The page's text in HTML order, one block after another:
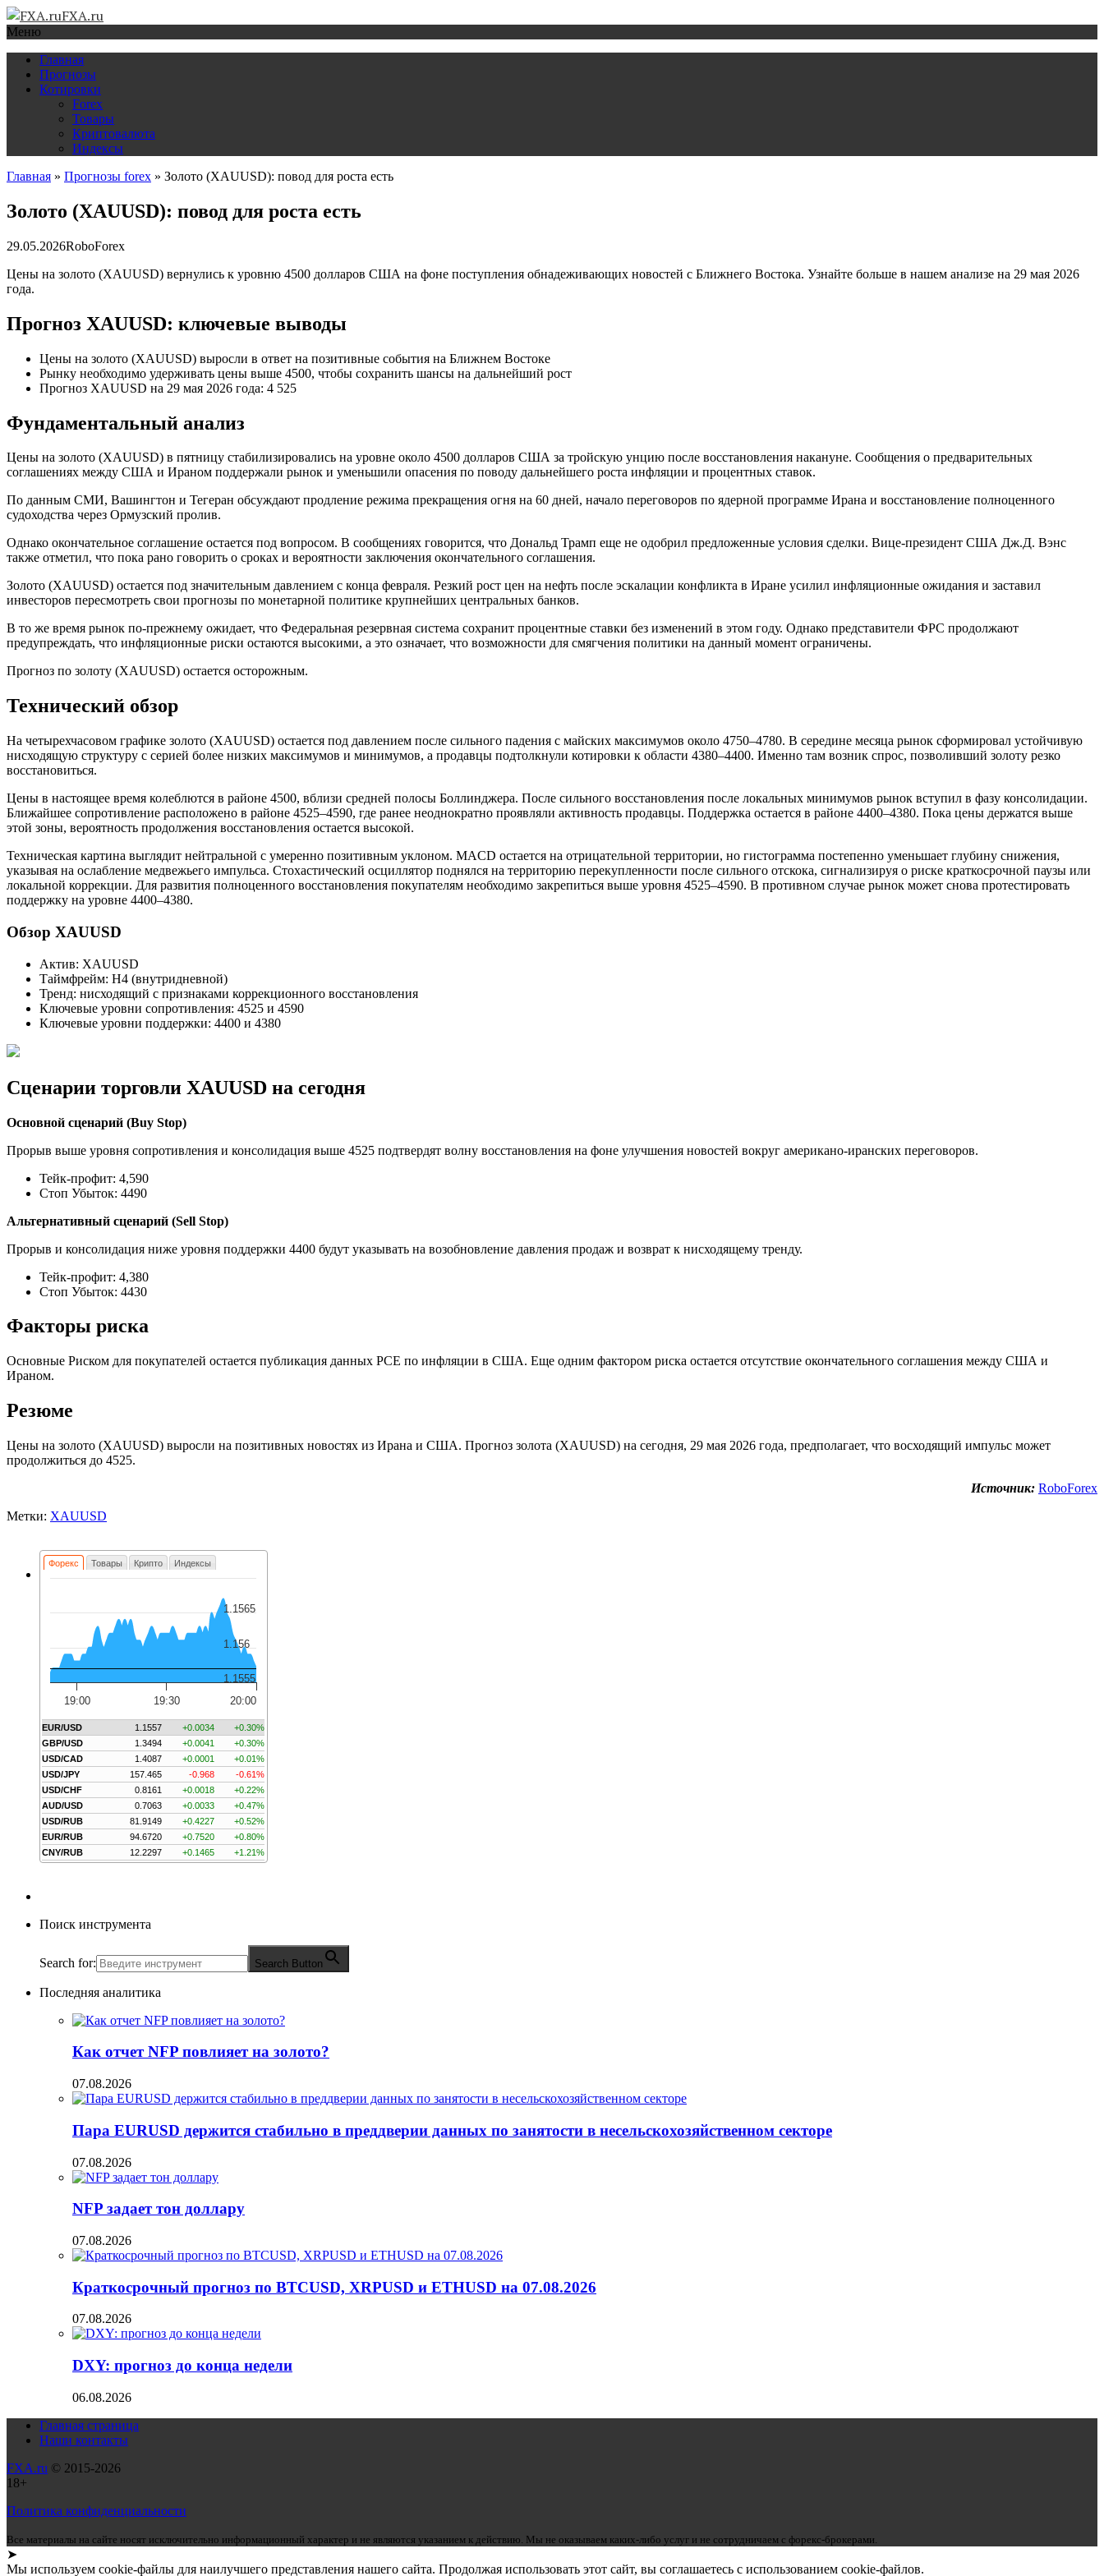
FXA.ru
Меню
Главная
Прогнозы
Котировки
Forex
Товары
Криптовалюта
Индексы
Главная » Прогнозы forex » Золото (XAUUSD): повод для роста есть
Золото (XAUUSD): повод для роста есть
29.05.2026RoboForex
Цены на золото (XAUUSD) вернулись к уровню 4500 долларов США на фоне поступления обнадеживающих новостей с Ближнего Востока. Узнайте больше в нашем анализе на 29 мая 2026
года.
Прогноз XAUUSD: ключевые выводы
Цены на золото (XAUUSD) выросли в ответ на позитивные события на Ближнем Востоке
Рынку необходимо удерживать цены выше 4500, чтобы сохранить шансы на дальнейший рост
Прогноз XAUUSD на 29 мая 2026 года: 4 525
Фундаментальный анализ
Цены на золото (XAUUSD) в пятницу стабилизировались на уровне около 4500 долларов США за тройскую унцию после восстановления накануне. Сообщения о предварительных
соглашениях между США и Ираном поддержали рынок и уменьшили опасения по поводу дальнейшего роста инфляции и процентных ставок.
По данным СМИ, Вашингтон и Тегеран обсуждают продление режима прекращения огня на 60 дней, начало переговоров по ядерной программе Ирана и восстановление полноценного
судоходства через Ормузский пролив.
Однако окончательное соглашение остается под вопросом. В сообщениях говорится, что Дональд Трамп еще не одобрил предложенные условия сделки. Вице-президент США Дж.Д. Вэнс
также отметил, что пока рано говорить о сроках и вероятности заключения окончательного соглашения.
Золото (XAUUSD) остается под значительным давлением с конца февраля. Резкий рост цен на нефть после эскалации конфликта в Иране усилил инфляционные ожидания и заставил
инвесторов пересмотреть свои прогнозы по монетарной политике крупнейших центральных банков.
В то же время рынок по-прежнему ожидает, что Федеральная резервная система сохранит процентные ставки без изменений в этом году. Однако представители ФРС продолжают
предупреждать, что инфляционные риски остаются высокими, а это означает, что возможности для смягчения политики на данный момент ограничены.
Прогноз по золоту (XAUUSD) остается осторожным.
Технический обзор
На четырехчасовом графике золото (XAUUSD) остается под давлением после сильного падения с майских максимумов около 4750–4780. В середине месяца рынок сформировал устойчивую
нисходящую структуру с серией более низких максимумов и минимумов, а продавцы подтолкнули котировки к области 4380–4400. Именно там возник спрос, позволивший золоту резко
восстановиться.
Цены в настоящее время колеблются в районе 4500, вблизи средней полосы Боллинджера. После сильного восстановления после локальных минимумов рынок вступил в фазу консолидации.
Ближайшее сопротивление расположено в районе 4525–4590, где ранее неоднократно проявляли активность продавцы. Поддержка остается в районе 4400–4380. Пока цены держатся выше
этой зоны, вероятность продолжения восстановления остается высокой.
Техническая картина выглядит нейтральной с умеренно позитивным уклоном. MACD остается на отрицательной территории, но гистограмма постепенно уменьшает глубину снижения,
указывая на ослабление медвежьего импульса. Стохастический осциллятор поднялся на территорию перекупленности после сильного отскока, сигнализируя о риске краткосрочной паузы или
локальной коррекции. Для развития полноценного восстановления покупателям необходимо закрепиться выше уровня 4525–4590. В противном случае рынок может снова протестировать
поддержку на уровне 4400–4380.
Обзор XAUUSD
Актив: XAUUSD
Таймфрейм: H4 (внутридневной)
Тренд: нисходящий с признаками коррекционного восстановления
Ключевые уровни сопротивления: 4525 и 4590
Ключевые уровни поддержки: 4400 и 4380
Сценарии торговли XAUUSD на сегодня
Основной сценарий (Buy Stop)
Прорыв выше уровня сопротивления и консолидация выше 4525 подтвердят волну восстановления на фоне улучшения новостей вокруг американо-иранских переговоров.
Тейк-профит: 4,590
Стоп Убыток: 4490
Альтернативный сценарий (Sell Stop)
Прорыв и консолидация ниже уровня поддержки 4400 будут указывать на возобновление давления продаж и возврат к нисходящему тренду.
Тейк-профит: 4,380
Стоп Убыток: 4430
Факторы риска
Основные Риском для покупателей остается публикация данных PCE по инфляции в США. Еще одним фактором риска остается отсутствие окончательного соглашения между США и
Ираном.
Резюме
Цены на золото (XAUUSD) выросли на позитивных новостях из Ирана и США. Прогноз золота (XAUUSD) на сегодня, 29 мая 2026 года, предполагает, что восходящий импульс может
продолжиться до 4525.
Источник: RoboForex
Метки: XAUUSD
Форекс Товары Крипто Индексы
19:00 19:30 20:00
1.1555
1.156
1.1565
EUR/USD 1.1557 +0.0034
+0.30%
GBP/USD
1.3494 +0.0041
+0.30%
USD/CAD
1.4087 +0.0001
+0.01%
USD/JPY
157.465 -0.968
-0.61%
USD/CHF
0.8161 +0.0018
+0.22%
AUD/USD
0.7063 +0.0033
+0.47%
USD/RUB
81.9149 +0.4227
+0.52%
EUR/RUB
94.6720 +0.7520
+0.80%
CNY/RUB
12.2297 +0.1465 +1.21%
Поиск инструмента
Search for: Search Button
Последняя аналитика
Как отчет NFP повлияет на золото?
07.08.2026
Пара EURUSD держится стабильно в преддверии данных по занятости в несельскохозяйственном секторе
07.08.2026
NFP задает тон доллару
07.08.2026
Краткосрочный прогноз по BTCUSD, XRPUSD и ETHUSD на 07.08.2026
07.08.2026
DXY: прогноз до конца недели
06.08.2026
Главная страница
Наши контакты
FXA.ru © 2015-2026
18+
Политика конфиденциальности
Все материалы на сайте носят исключительно информационный характер и не являются указанием к действию. Мы не оказываем каких-либо услуг и не сотрудничаем с форекс-брокерами.
➤
Мы используем cookie-файлы для наилучшего представления нашего сайта. Продолжая использовать этот сайт, вы соглашаетесь с использованием cookie-файлов.